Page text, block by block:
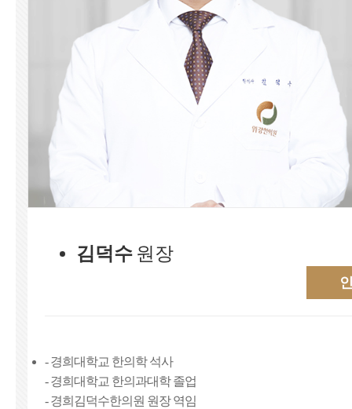
김덕수 원장
- 경희대학교 한의학 석사
- 경희대학교 한의과대학 졸업
- 경희김덕수한의원 원장 역임